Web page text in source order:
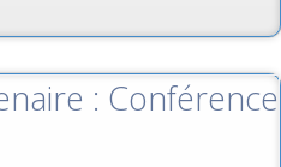
: Conférence